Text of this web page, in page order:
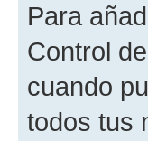
Para
Control
cuando
todos tus